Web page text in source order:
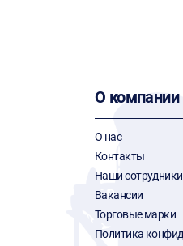
О компании
О нас
Контакты
Наши сотрудники
Вакансии
Торговые марки
Политика